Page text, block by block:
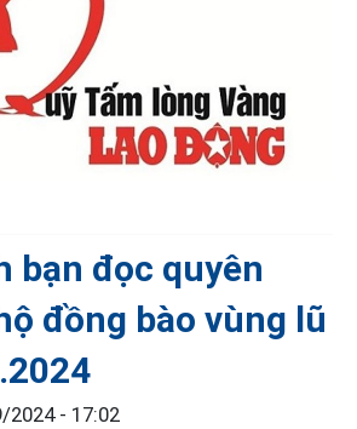
bạn đọc quyên
đồng bào vùng lũ
2024 - 17:02